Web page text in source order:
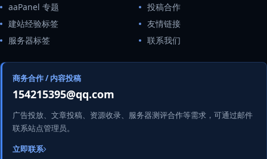
aaPanel 专题
建站经验标签
服务器标签
投稿合作
友情链接
联系我们
商务合作 / 内容投稿
154215395@qq.com
广告投放、文章投稿、资源收录、服务器测评合作等需求，可通过邮件
联系站点管理员。
立即联系